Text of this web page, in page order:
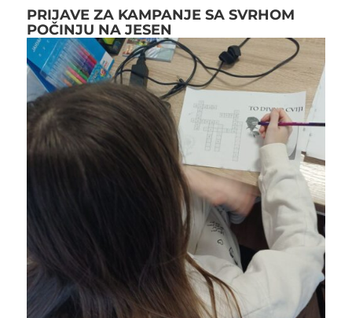
PRIJAVE ZA KAMPANJE SA SVRHOM
POČINJU NA JESEN